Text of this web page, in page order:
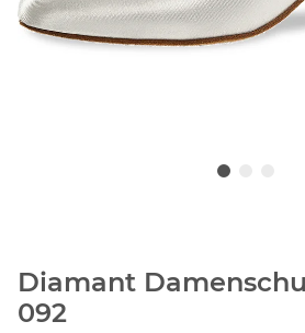
Diamant
092